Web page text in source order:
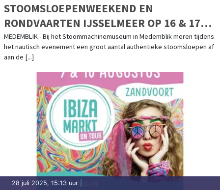
STOOMSLOEPENWEEKEND EN
RONDVAARTEN IJSSELMEER OP 16 & 17
AUGUSTUS
MEDEMBLIK - Bij het Stoommachinemuseum in Medemblik meren tijdens
het nautisch evenement een groot aantal authentieke stoomsloepen af
aan de [...]
28 juli 2025, 15:13 uur